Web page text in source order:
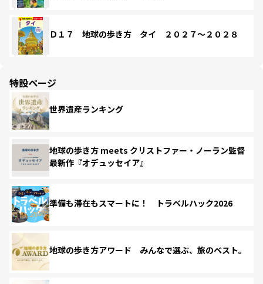
Ｄ１７ 地球の歩き方 タイ ２０２７～２０２８
特設ページ
世界遺産ランキング
地球の歩き方 meets クリストファー・ノーラン監督
最新作『オデュッセイア』
準備も滞在もスマートに！ トラベルハック2026
地球の歩き方アワード みんなで選ぶ、旅のベスト。